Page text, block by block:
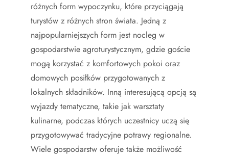
różnych form wypoczynku, które przyciągają
turystów z różnych stron świata. Jedną z
najpopularniejszych form jest nocleg w
gospodarstwie agroturystycznym, gdzie goście
mogą korzystać z komfortowych pokoi oraz
domowych posiłków przygotowanych z
lokalnych składników. Inną interesującą opcją są
wyjazdy tematyczne, takie jak warsztaty
kulinarne, podczas których uczestnicy uczą się
przygotowywać tradycyjne potrawy regionalne.
Wiele gospodarstw oferuje także możliwość